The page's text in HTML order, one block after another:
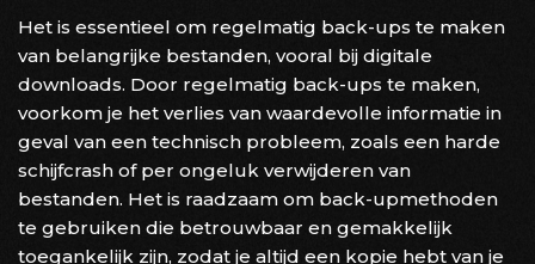
Het is essentieel om regelmatig back-ups te maken
van belangrijke bestanden, vooral bij digitale
downloads. Door regelmatig back-ups te maken,
voorkom je het verlies van waardevolle informatie in
geval van een technisch probleem, zoals een harde
schijfcrash of per ongeluk verwijderen van
bestanden. Het is raadzaam om back-upmethoden
te gebruiken die betrouwbaar en gemakkelijk
toegankelijk zijn, zodat je altijd een kopie hebt van je